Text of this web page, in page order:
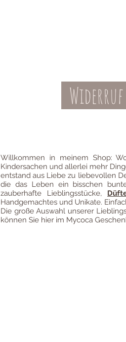
Willkommen in meinem Shop:
Kindersachen und allerlei mehr
entstand aus Liebe zu liebevollen
die das Leben ein bisschen
zauberhafte Lieblingsstücke,
Handgemachtes und Unikate.
Die große Auswahl unserer
können Sie hier im Mycoca